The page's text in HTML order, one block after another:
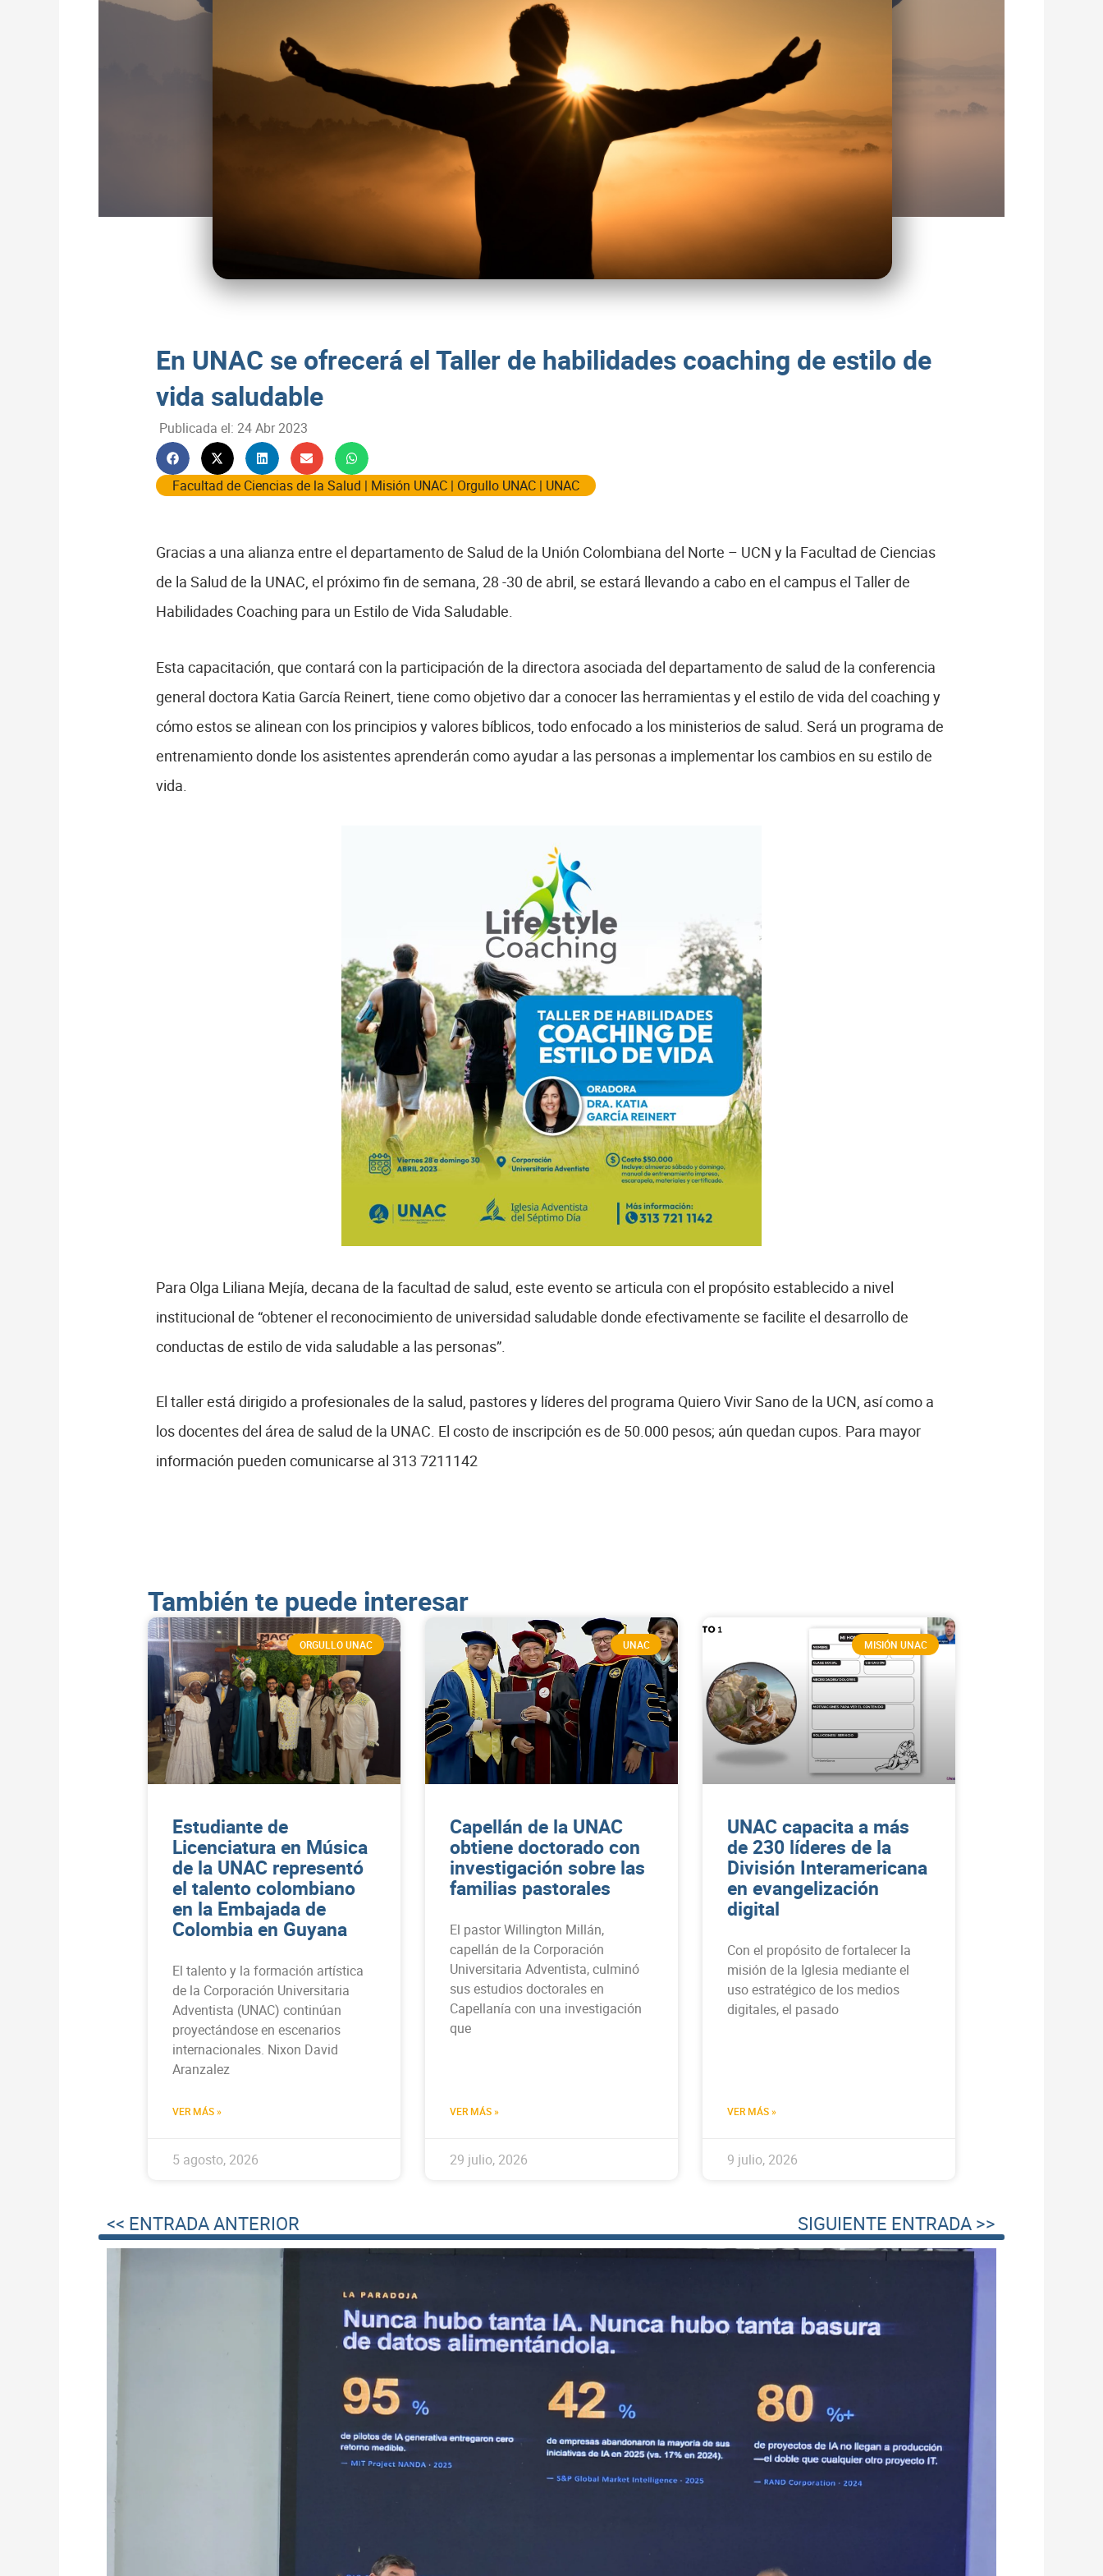
En UNAC se ofrecerá el Taller de habilidades coaching de estilo de
vida saludable
Publicada el: 24 Abr 2023
Facultad de Ciencias de la Salud | Misión UNAC | Orgullo UNAC | UNAC
Gracias a una alianza entre el departamento de Salud de la Unión Colombiana del Norte – UCN y la Facultad de Ciencias
de la Salud de la UNAC, el próximo fin de semana, 28 -30 de abril, se estará llevando a cabo en el campus el Taller de
Habilidades Coaching para un Estilo de Vida Saludable.
Esta capacitación, que contará con la participación de la directora asociada del departamento de salud de la conferencia
general doctora Katia García Reinert, tiene como objetivo dar a conocer las herramientas y el estilo de vida del coaching y
cómo estos se alinean con los principios y valores bíblicos, todo enfocado a los ministerios de salud. Será un programa de
entrenamiento donde los asistentes aprenderán como ayudar a las personas a implementar los cambios en su estilo de
vida.
Para Olga Liliana Mejía, decana de la facultad de salud, este evento se articula con el propósito establecido a nivel
institucional de “obtener el reconocimiento de universidad saludable donde efectivamente se facilite el desarrollo de
conductas de estilo de vida saludable a las personas”.
El taller está dirigido a profesionales de la salud, pastores y líderes del programa Quiero Vivir Sano de la UCN, así como a
los docentes del área de salud de la UNAC. El costo de inscripción es de 50.000 pesos; aún quedan cupos. Para mayor
información pueden comunicarse al 313 7211142
También te puede interesar
ORGULLO UNAC
Estudiante de
Licenciatura en Música
de la UNAC representó
el talento colombiano
en la Embajada de
Colombia en Guyana
El talento y la formación artística
de la Corporación Universitaria
Adventista (UNAC) continúan
proyectándose en escenarios
internacionales. Nixon David
Aranzalez
VER MÁS »
5 agosto, 2026
UNAC
Capellán de la UNAC
obtiene doctorado con
investigación sobre las
familias pastorales
El pastor Willington Millán,
capellán de la Corporación
Universitaria Adventista, culminó
sus estudios doctorales en
Capellanía con una investigación
que
VER MÁS »
29 julio, 2026
MISIÓN UNAC
UNAC capacita a más
de 230 líderes de la
División Interamericana
en evangelización
digital
Con el propósito de fortalecer la
misión de la Iglesia mediante el
uso estratégico de los medios
digitales, el pasado
VER MÁS »
9 julio, 2026
<< ENTRADA ANTERIOR SIGUIENTE ENTRADA >>